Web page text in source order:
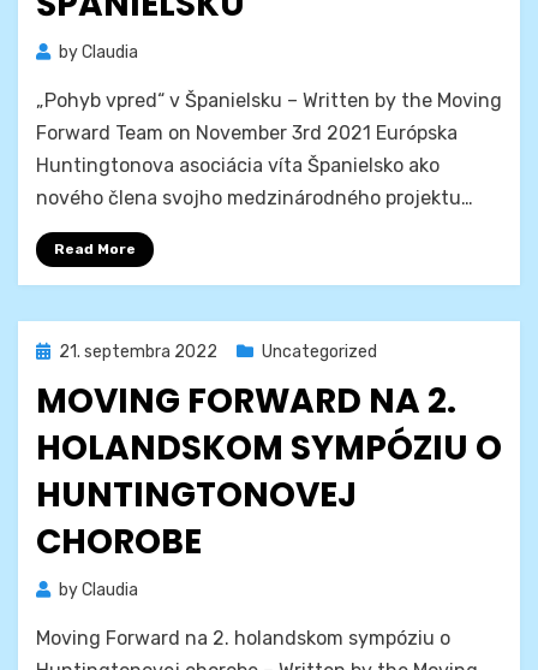
byClaudia
„Pohyb vpred“ v Španielsku – Written by the Moving
Forward Team on November 3rd 2021 Európska
Huntingtonova asociácia víta Španielsko ako
nového člena svojho medzinárodného projektu…
Read More
Posted
21. septembra 2022 Uncategorized
MOVING FORWARD NA 2.
HOLANDSKOM SYMPÓZIU O
HUNTINGTONOVEJ
CHOROBE
byClaudia
Moving Forward na 2. holandskom sympóziu o